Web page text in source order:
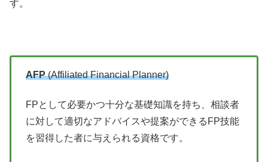
す。
AFP(Affiliated Financial Planner)
FPとして必要かつ十分な基礎知識を持ち、相談者
に対して適切なアドバイスや提案ができるFP技能
を習得した者に与えられる資格です。